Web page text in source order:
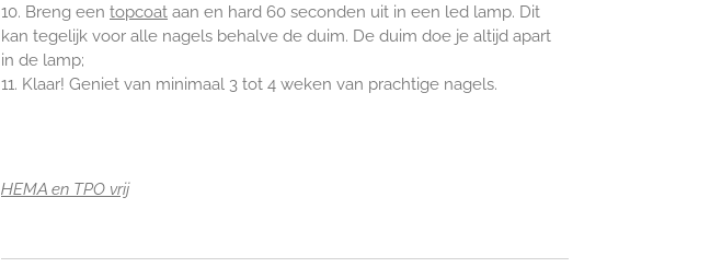
10. Breng een topcoat aan en hard 60 seconden uit in een led lamp. Dit
kan tegelijk voor alle nagels behalve de duim. De duim doe je altijd apart
in de lamp;
11. Klaar! Geniet van minimaal 3 tot 4 weken van prachtige nagels.
HEMA en TPO vrij